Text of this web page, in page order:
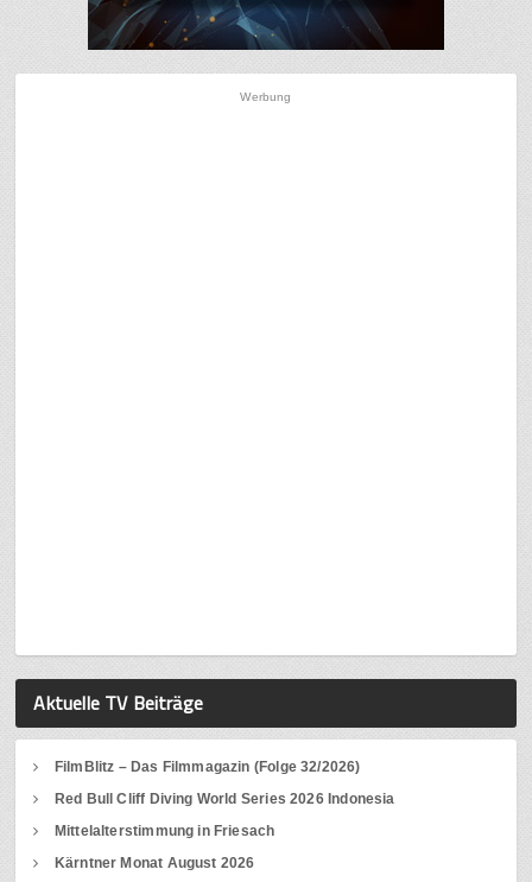
Werbung
Aktuelle TV Beiträge
FilmBlitz – Das Filmmagazin (Folge 32/2026)
Red Bull Cliff Diving World Series 2026 Indonesia
Mittelalterstimmung in Friesach
Kärntner Monat August 2026